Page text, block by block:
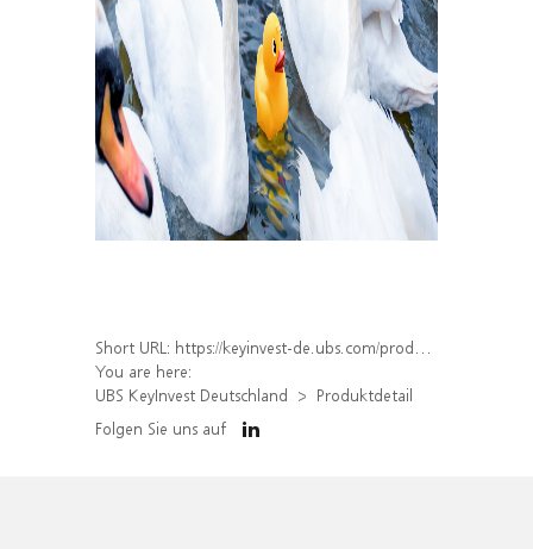
Short URL: https://keyinvest-de.ubs.com/produkt/detail/index/isin/DE000WA6F140
You are here:
UBS KeyInvest Deutschland
Produktdetail
Folgen Sie uns auf